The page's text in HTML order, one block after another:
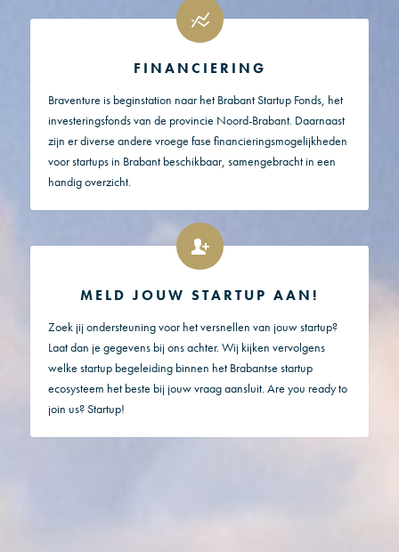
FINANCIERING
Braventure is beginstation naar het Brabant Startup Fonds, het
investeringsfonds van de provincie Noord-Brabant. Daarnaast
zijn er diverse andere vroege fase financieringsmogelijkheden
voor startups in Brabant beschikbaar, samengebracht in een
handig overzicht.
MELD JOUW STARTUP AAN!
Zoek jij ondersteuning voor het versnellen van jouw startup?
Laat dan je gegevens bij ons achter. Wij kijken vervolgens
welke startup begeleiding binnen het Brabantse startup
ecosysteem het beste bij jouw vraag aansluit. Are you ready to
join us? Startup!